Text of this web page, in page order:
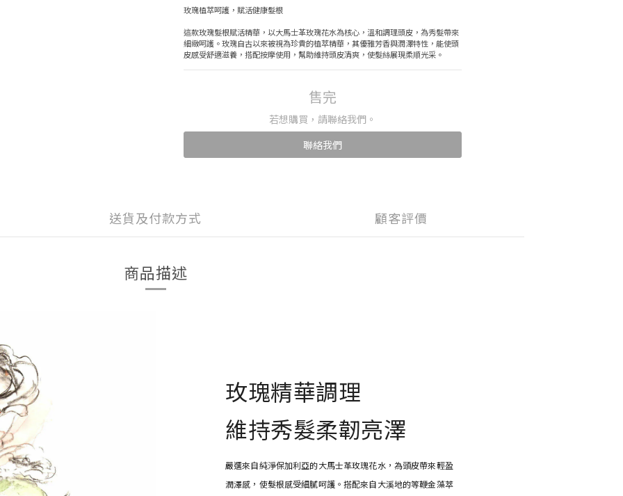
玫瑰植萃呵護，賦活健康髮根
這款玫瑰髮根賦活精華，以大馬士革玫瑰花水為核心，溫和調理頭皮，為秀髮帶來
細緻呵護。玫瑰自古以來被視為珍貴的植萃精華，其優雅芳香與潤澤特性，能使頭
皮感受舒適滋養，搭配按摩使用，幫助維持頭皮清爽，使髮絲展現柔順光采。
售完
若想購買，請聯絡我們。
聯絡我們
送貨及付款方式 顧客評價
商品描述
玫瑰精華調理
維持秀髮柔韌亮澤
嚴選來自純淨保加利亞的大馬士革玫瑰花水，為頭皮帶來輕盈
潤澤感，使髮根感受細膩呵護。搭配來自大溪地的等鞭金藻萃